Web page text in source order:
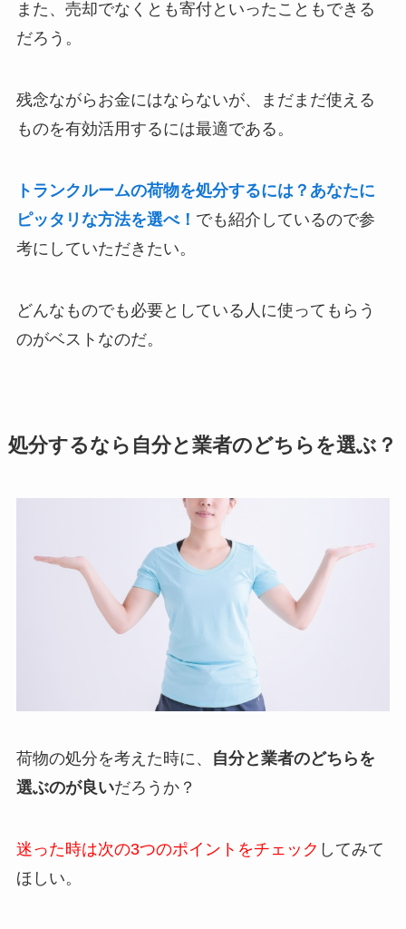
また、売却でなくとも寄付といったこともできる
だろう。
残念ながらお金にはならないが、まだまだ使える
ものを有効活用するには最適である。
トランクルームの荷物を処分するには？あなたに
ピッタリな方法を選べ！ でも紹介しているので参
考にしていただきたい。
どんなものでも必要としている人に使ってもらう
のがベストなのだ。
処分するなら自分と業者のどちらを選ぶ？
荷物の処分を考えた時に、
自分と業者のどちらを
選ぶのが良いだろうか？
迷った時は次の3つのポイントをチェック してみて
ほしい。